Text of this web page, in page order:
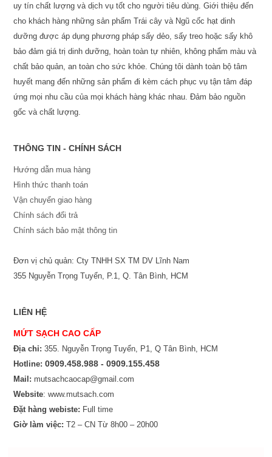
uy tín chất lượng và dịch vụ tốt cho người tiêu dùng. Giới thiệu đến
cho khách hàng những sản phẩm Trái cây và Ngũ cốc hạt dinh
dưỡng được áp dụng phương pháp sấy dẻo, sấy treo hoặc sấy khô
bảo đảm giá trị dinh dưỡng, hoàn toàn tự nhiên, không phẩm màu và
chất bảo quản, an toàn cho sức khỏe. Chúng tôi dành toàn bộ tâm
huyết mang đến những sản phẩm đi kèm cách phục vụ tận tâm đáp
ứng mọi nhu cầu của mọi khách hàng khác nhau. Đảm bảo nguồn
gốc và chất lượng.
THÔNG TIN - CHÍNH SÁCH
Hướng dẫn mua hàng
Hình thức thanh toán
Vận chuyển giao hàng
Chính sách đổi trả
Chính sách bảo mật thông tin
Đơn vị chủ quản: Cty TNHH SX TM DV Lĩnh Nam
355 Nguyễn Trọng Tuyển, P.1, Q. Tân Bình, HCM
LIÊN HỆ
MỨT SẠCH CAO CẤP
Địa chỉ: 355. Nguyễn Trọng Tuyển, P1, Q Tân Bình, HCM
Hotline: 0909.458.988 - 0909.155.458
Mail: mutsachcaocap@gmail.com
Website: www.mutsach.com
Đặt hàng webiste: Full time
Giờ làm việc: T2 – CN Từ 8h00 – 20h00